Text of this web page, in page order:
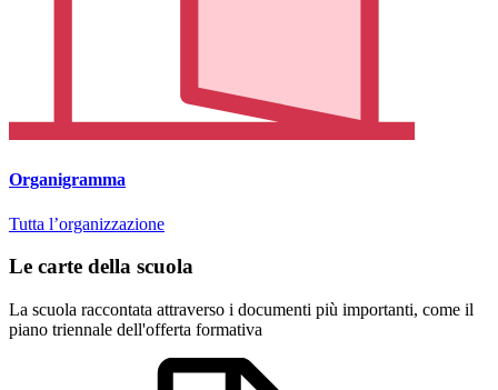
Organigramma
Tutta l’organizzazione
Le carte della scuola
La scuola raccontata attraverso i documenti più importanti, come il
piano triennale dell'offerta formativa